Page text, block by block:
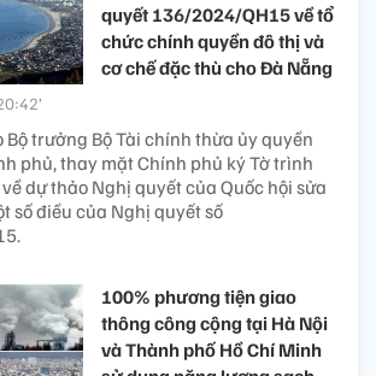
quyết 136/2024/QH15 về tổ
chức chính quyền đô thị và
cơ chế đặc thù cho Đà Nẵng
trưởng Bộ Tài chính thừa ủy quyền
phủ, thay mặt Chính phủ ký Tờ trình
dự thảo Nghị quyết của Quốc hội sửa
số điều của Nghị quyết số
100% phương tiện giao
thông công cộng tại Hà Nội
và Thành phố Hồ Chí Minh